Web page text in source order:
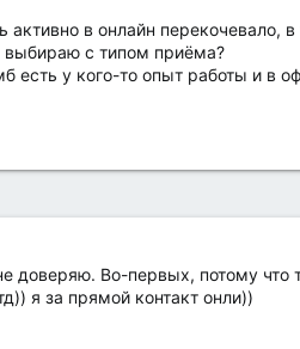
активно в онлайн перекочевало,
с типом приёма?
есть у кого-то опыт работы и в
доверяю. Во-первых, потому
я за прямой контакт онли))